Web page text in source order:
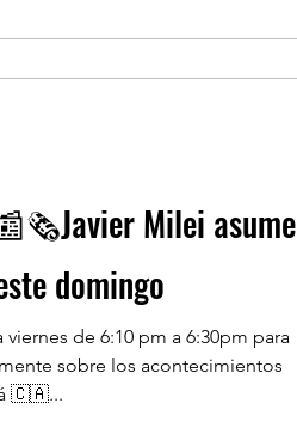
Milei asume
domingo
de 6:10 pm a 6:30pm para
sobre los acontecimientos
🇨🇦...